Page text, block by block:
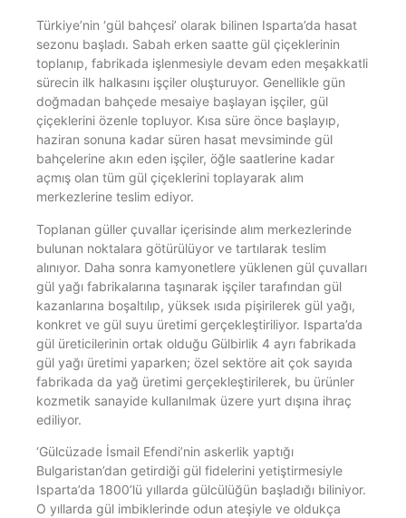
Türkiye’nin ‘gül bahçesi’ olarak bilinen Isparta’da hasat
sezonu başladı. Sabah erken saatte gül çiçeklerinin
toplanıp, fabrikada işlenmesiyle devam eden meşakkatli
sürecin ilk halkasını işçiler oluşturuyor. Genellikle gün
doğmadan bahçede mesaiye başlayan işçiler, gül
çiçeklerini özenle topluyor. Kısa süre önce başlayıp,
haziran sonuna kadar süren hasat mevsiminde gül
bahçelerine akın eden işçiler, öğle saatlerine kadar
açmış olan tüm gül çiçeklerini toplayarak alım
merkezlerine teslim ediyor.
Toplanan güller çuvallar içerisinde alım merkezlerinde
bulunan noktalara götürülüyor ve tartılarak teslim
alınıyor. Daha sonra kamyonetlere yüklenen gül çuvalları
gül yağı fabrikalarına taşınarak işçiler tarafından gül
kazanlarına boşaltılıp, yüksek ısıda pişirilerek gül yağı,
konkret ve gül suyu üretimi gerçekleştiriliyor. Isparta’da
gül üreticilerinin ortak olduğu Gülbirlik 4 ayrı fabrikada
gül yağı üretimi yaparken; özel sektöre ait çok sayıda
fabrikada da yağ üretimi gerçekleştirilerek, bu ürünler
kozmetik sanayide kullanılmak üzere yurt dışına ihraç
ediliyor.
‘Gülcüzade İsmail Efendi’nin askerlik yaptığı
Bulgaristan’dan getirdiği gül fidelerini yetiştirmesiyle
Isparta’da 1800’lü yıllarda gülcülüğün başladığı biliniyor.
O yıllarda gül imbiklerinde odun ateşiyle ve oldukça